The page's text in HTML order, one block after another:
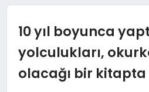
DÜNYA
EĞITIM
10 yıl boyunca
yolculukları,
olacağı bir kitapta